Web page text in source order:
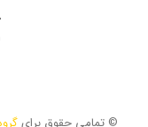
© تمامی حقوق برای